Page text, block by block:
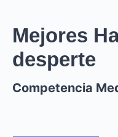
Mejores
desperte
Competencia